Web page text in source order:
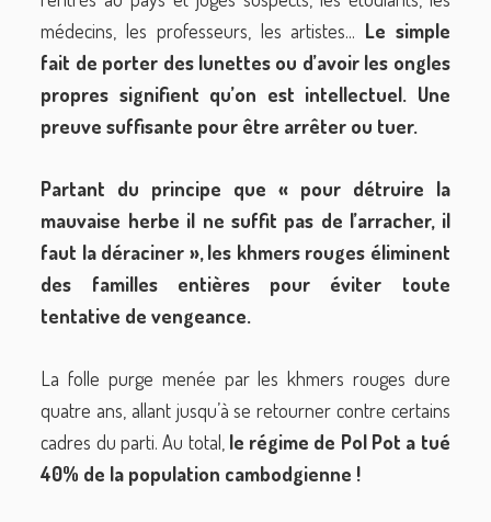
médecins, les professeurs, les artistes... Le simple
fait de porter des lunettes ou d’avoir les ongles
propres signifient qu’on est intellectuel. Une
preuve suffisante pour être arrêter ou tuer.
Partant du principe que « pour détruire la
mauvaise herbe il ne suffit pas de l’arracher, il
faut la déraciner », les khmers rouges éliminent
des familles entières pour éviter toute
tentative de vengeance.
La folle purge menée par les khmers rouges dure
quatre ans, allant jusqu’à se retourner contre certains
cadres du parti. Au total, le régime de Pol Pot a tué
40% de la population cambodgienne !